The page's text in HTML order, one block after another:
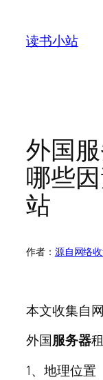
读书小站
外国
哪些
站
作者： 源自网络
本文收集自
外国服务器
1、地理位置